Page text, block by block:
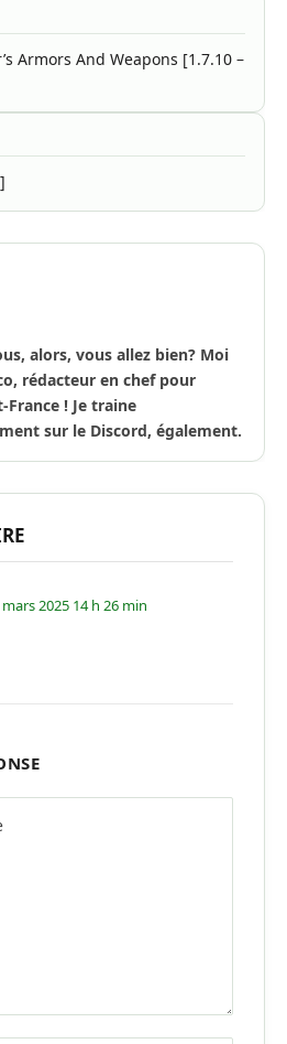
Armors And Weapons [1.7.10 –
alors, vous allez bien? Moi
rédacteur en chef pour
France ! Je traine
sur le Discord, également.
2025 14 h 26 min